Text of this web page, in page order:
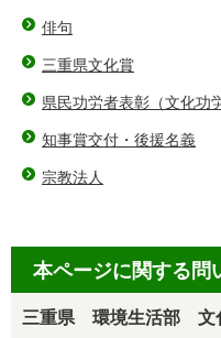
俳句
三重県文化賞
県民功労者表彰（文化功
知事賞交付・後援名義
宗教法人
本ページに関する問
三重県 環境生活部 文